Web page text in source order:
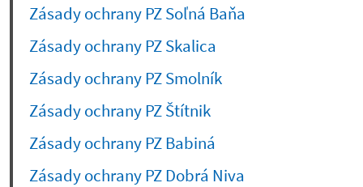
Zásady ochrany PZ Soľná Baňa
Zásady ochrany PZ Skalica
Zásady ochrany PZ Smolník
Zásady ochrany PZ Štítnik
Zásady ochrany PZ Babiná
Zásady ochrany PZ Dobrá Niva